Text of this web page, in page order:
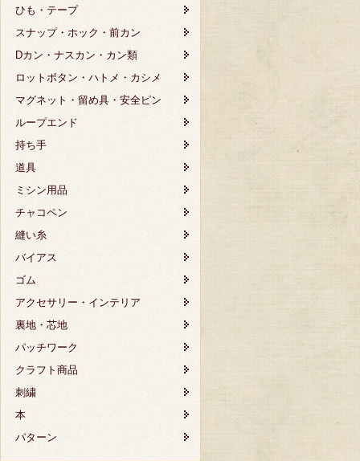
ひも・テープ
スナップ・ホック・前カン
Dカン・ナスカン・カン類
ロットボタン・ハトメ・カシメ
マグネット・留め具・安全ピン
ループエンド
持ち手
道具
ミシン用品
チャコペン
縫い糸
バイアス
ゴム
アクセサリー・インテリア
裏地・芯地
パッチワーク
クラフト商品
刺繍
本
パターン